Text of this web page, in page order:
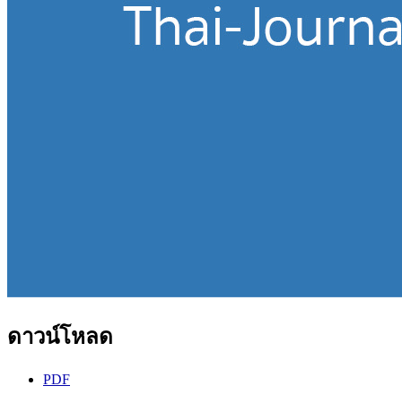
ดาวน์โหลด
PDF